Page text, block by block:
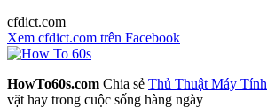
cfdict.com
Xem cfdict.com trên Facebook
HowTo60s.com Chia sẻ Thủ Thuật Máy Tính
vặt hay trong cuộc sống hàng ngày